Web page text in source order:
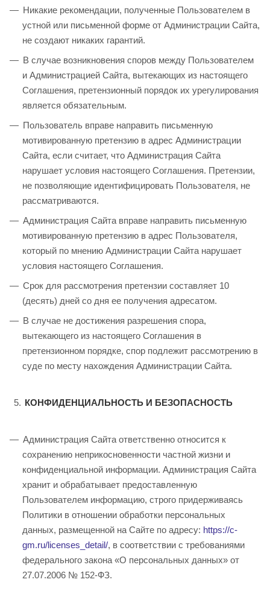
Никакие рекомендации, полученные Пользователем в
устной или письменной форме от Администрации Сайта,
не создают никаких гарантий.
В случае возникновения споров между Пользователем
и Администрацией Сайта, вытекающих из настоящего
Соглашения, претензионный порядок их урегулирования
является обязательным.
Пользователь вправе направить письменную
мотивированную претензию в адрес Администрации
Сайта, если считает, что Администрация Сайта
нарушает условия настоящего Соглашения. Претензии,
не позволяющие идентифицировать Пользователя, не
рассматриваются.
Администрация Сайта вправе направить письменную
мотивированную претензию в адрес Пользователя,
который по мнению Администрации Сайта нарушает
условия настоящего Соглашения.
Срок для рассмотрения претензии составляет 10
(десять) дней со дня ее получения адресатом.
В случае не достижения разрешения спора,
вытекающего из настоящего Соглашения в
претензионном порядке, спор подлежит рассмотрению в
суде по месту нахождения Администрации Сайта.
КОНФИДЕНЦИАЛЬНОСТЬ И БЕЗОПАСНОСТЬ
Администрация Сайта ответственно относится к
сохранению неприкосновенности частной жизни и
конфиденциальной информации. Администрация Сайта
хранит и обрабатывает предоставленную
Пользователем информацию, строго придерживаясь
Политики в отношении обработки персональных
данных, размещенной на Сайте по адресу: https://c-
gm.ru/licenses_detail/, в соответствии с требованиями
федерального закона «О персональных данных» от
27.07.2006 № 152-ФЗ.